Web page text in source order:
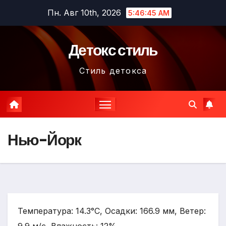
содержимому
Пн. Авг 10th, 2026 5:46:46 AM
Детокс стиль
Стиль детокса
Нью-Йорк
Температура: 14.3°C, Осадки: 166.9 мм, Ветер: